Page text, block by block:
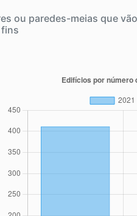
ou paredes-meias que